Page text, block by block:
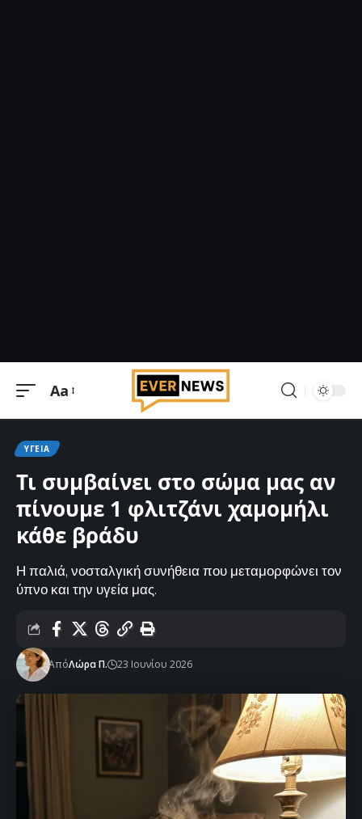
Μεγέθυνση
Aa
ΥΓΕΊΑ
Τι συμβαίνει στο σώμα μας αν
πίνουμε 1 φλιτζάνι χαμομήλι
κάθε βράδυ
Η παλιά, νοσταλγική συνήθεια που μεταμορφώνει τον
ύπνο και την υγεία μας.
ΑπόΛώρα Π. 23 Ιουνίου 2026